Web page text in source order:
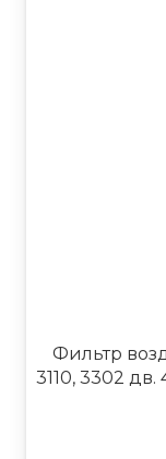
Фильтр
3110, 3302 дв.